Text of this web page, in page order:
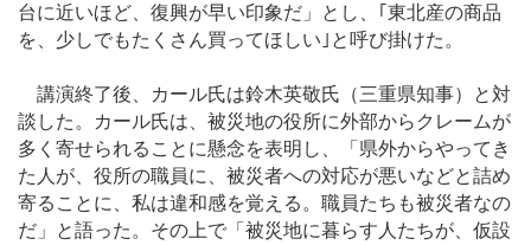
台に近いほど、復興が早い印象だ」とし、｢東北産の商品
を、少しでもたくさん買ってほしい｣と呼び掛けた。
講演終了後、カール氏は鈴木英敬氏（三重県知事）と対
談した。カール氏は、被災地の役所に外部からクレームが
多く寄せられることに懸念を表明し、「県外からやってき
た人が、役所の職員に、被災者への対応が悪いなどと詰め
寄ることに、私は違和感を覚える。職員たちも被災者なの
だ」と語った。その上で「被災地に暮らす人たちが、仮設